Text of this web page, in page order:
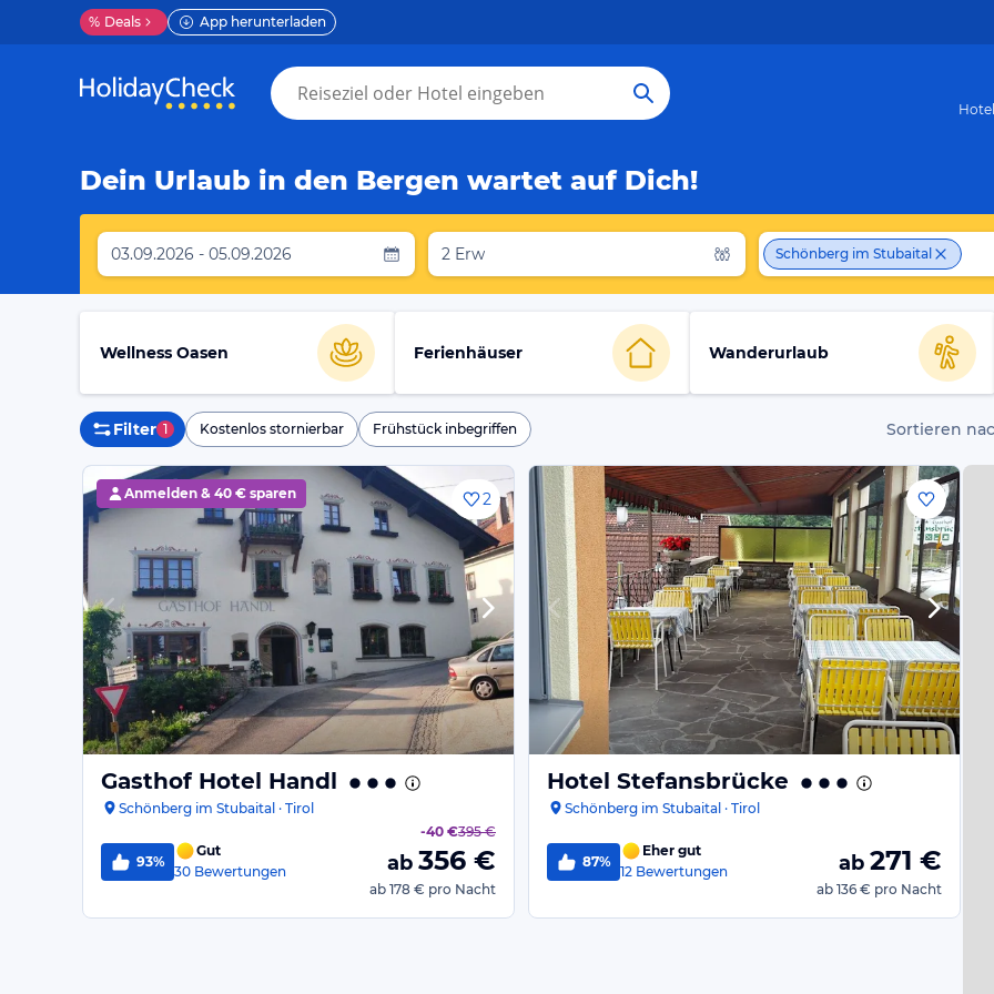
% Deals App herunterladen
Dein Urlaub in den Bergen wartet auf Dich!
03.09.2026 - 05.09.2026 2 Erw Schönberg im Stubaital
Wellness Oasen Ferienhäuser Wanderurlaub
Filter 1 Kostenlos stornierbar Frühstück inbegriffen Sortieren
Anmelden & 40 € sparen 2
Gasthof Hotel Handl
Schönberg im Stubaital · Tirol
93%
Gut
30 Bewertungen
-40 €395 €
ab 356 €
ab 178 € pro Nacht
Hotel Stefansbrücke
Schönberg im Stubaital · Tirol
87%
Eher gut
12 Bewertungen ab 271 €
ab 136 € pro Nacht